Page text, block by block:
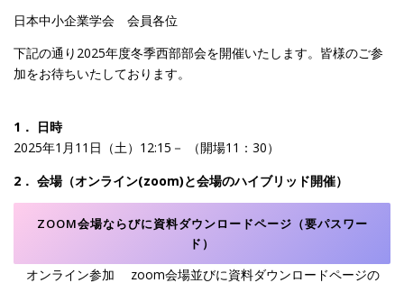
日本中小企業学会 会員各位
下記の通り2025年度冬季西部部会を開催いたします。皆様のご参
加をお待ちいたしております。
1． 日時
2025年1月11日（土）12:15－ （開場11：30）
2． 会場（オンライン(zoom)と会場のハイブリッド開催）
ZOOM会場ならびに資料ダウンロードページ（要パスワー
ド）
オンライン参加 zoom会場並びに資料ダウンロードページの